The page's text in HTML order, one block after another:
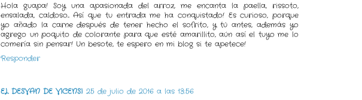
Hola guapa! Soy una apasionada del arroz, me encanta la paella, rissoto,
ensalada, caldoso... Así que tu entrada me ha conquistado! Es curioso, porque
yo añado la carne después de tener hecho el sofrito, y tú antes, además yo
agrego un poquito de colorante para que esté amarillito, aún así el tuyo me lo
comería sin pensar! Un besote, te espero en mi blog si te apetece!
Responder
EL DESVAN DE VICENSI 25 de julio de 2016 a las 13:56